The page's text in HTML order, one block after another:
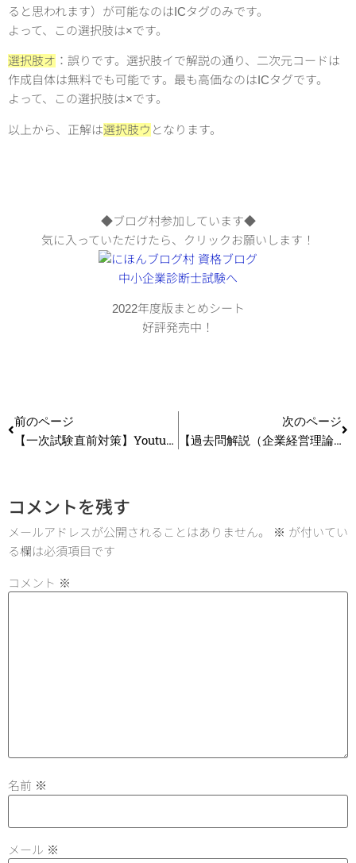
ると思われます）が可能なのはICタグのみです。
よって、この選択肢は×です。
選択肢オ ：誤りです。選択肢イで解説の通り、二次元コードは
作成自体は無料でも可能です。最も高価なのはICタグです。
よって、この選択肢は×です。
以上から、正解は選択肢ウ となります。
◆ブログ村参加しています◆
気に入っていただけたら、クリックお願いします！
2022年度版まとめシート
好評発売中！
前のページ
【一次試験直前対策】Youtube連動！ニュースで山かけ！②
次のページ
【過去問解説（企業経営理論）】H28 第3問 経営資源の獲得
コメントを残す
メールアドレスが公開されることはありません。 ※ が付いてい
る欄は必須項目です
コメント ※
名前 ※
メール ※